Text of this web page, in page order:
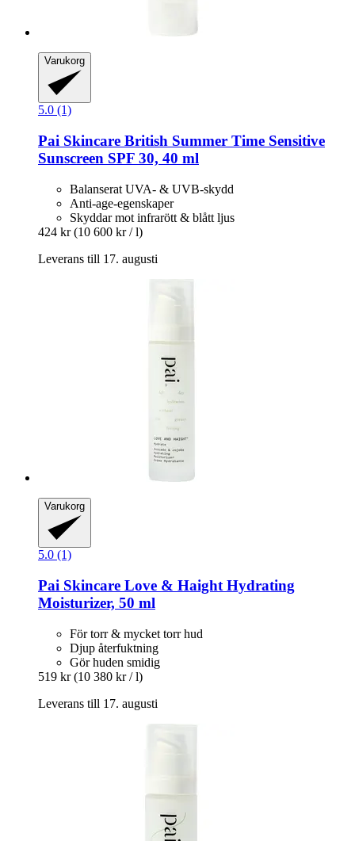
Varukorg
5.0 (1)
Pai Skincare British Summer Time Sensitive
Sunscreen SPF 30, 40 ml
Balanserat UVA- & UVB-skydd
Anti-age-egenskaper
Skyddar mot infrarött & blått ljus
424 kr (10 600 kr / l)
Leverans till 17. augusti
Varukorg
5.0 (1)
Pai Skincare Love & Haight Hydrating
Moisturizer, 50 ml
För torr & mycket torr hud
Djup återfuktning
Gör huden smidig
519 kr (10 380 kr / l)
Leverans till 17. augusti